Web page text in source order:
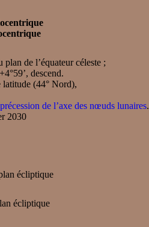
de l’équateur céleste ;
descend.
latitude (44° Nord),
de l’axe des nœuds lunaires.
2030
écliptique
écliptique